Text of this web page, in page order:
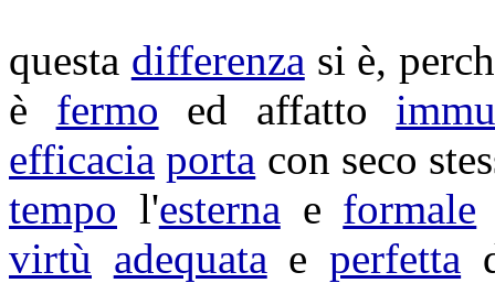
questa differenza si è,
è fermo ed affatto
efficacia porta con seco
tempo l'esterna e formale
virtù adequata eperfetta